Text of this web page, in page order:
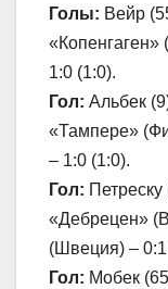
Голы: Вейр
1:0 (1:0).
Гол: Альбек
«Тампере»
– 1:0 (1:0).
Гол: Петреску
«Дебрецен»
(Швеция) – 0:1
Гол: Мобек